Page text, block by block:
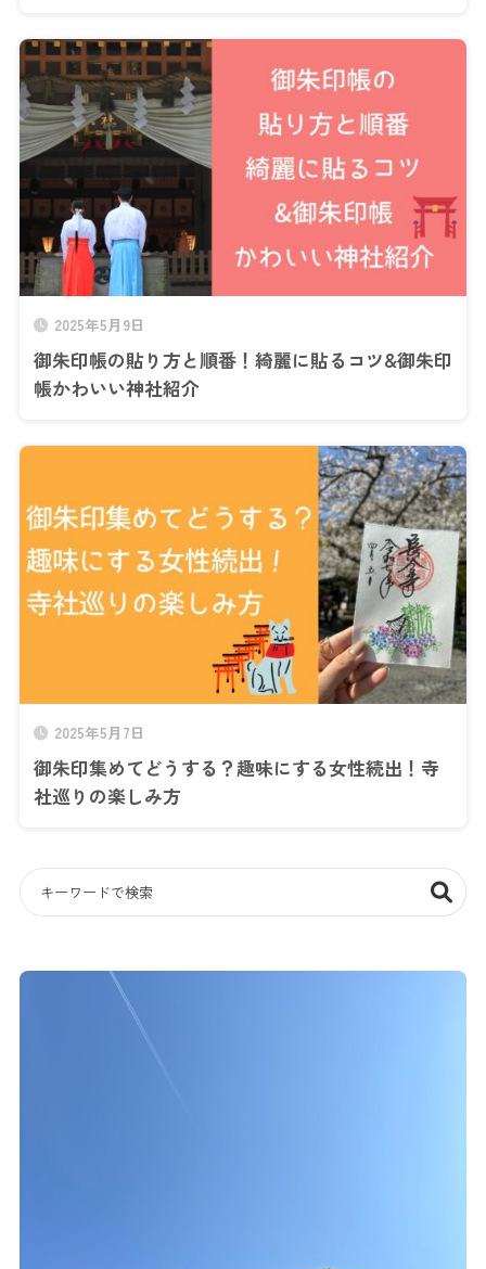
2025年5月9日
御朱印帳の貼り方と順番！綺麗に貼るコツ&御朱印
帳かわいい神社紹介
2025年5月7日
御朱印集めてどうする？趣味にする女性続出！寺
社巡りの楽しみ方